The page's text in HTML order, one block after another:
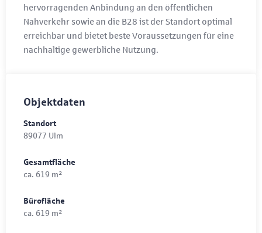
hervorragenden Anbindung an den öffentlichen
Nahverkehr sowie an die B28 ist der Standort optimal
erreichbar und bietet beste Voraussetzungen für eine
nachhaltige gewerbliche Nutzung.
Objektdaten
Standort
89077 Ulm
Gesamtfläche
ca. 619 m²
Bürofläche
ca. 619 m²